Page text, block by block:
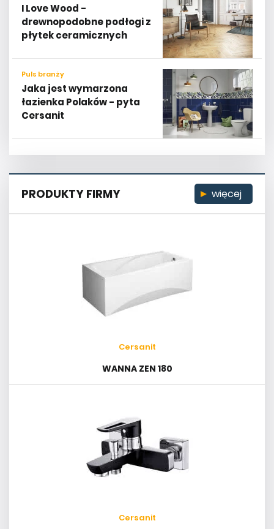
I Love Wood -
drewnopodobne podłogi z
płytek ceramicznych
Puls branży
Jaka jest wymarzona
łazienka Polaków - pyta
Cersanit
PRODUKTY FIRMY więcej
Cersanit
WANNA ZEN 180
Cersanit